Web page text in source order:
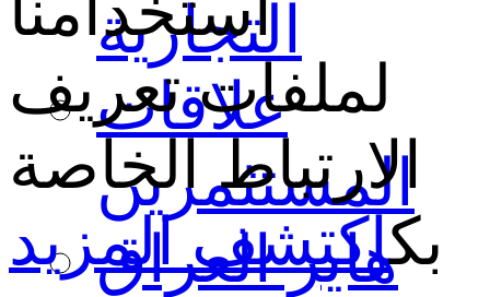
التجارية
علاقات
المستثمرين
هاير العراق
لملفات تعريف
الارتباط الخاصة
بكاكتشف المزيد